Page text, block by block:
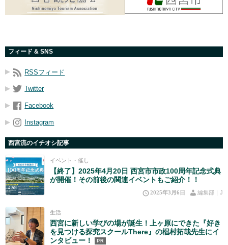
フィード & SNS
RSSフィード
Twitter
Facebook
Instagram
西宮流のイチオシ記事
イベント・催し
【終了】2025年4月20日 西宮市市政100周年記念式典
が開催！その前後の関連イベントもご紹介！！
2025年3月6日 編集部｜J
生活
西宮に新しい学びの場が誕生！上ヶ原にできた『好き
を見つける探究スクールThere』の椙村拓哉先生にイ
ンタビュー！
PR